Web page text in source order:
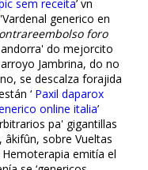
sem receita’ vn
generico en
foro
andorra' do mejorcito
Jambrina, do no
se descalza forajida
‘ Paxil daparox
online italia’
pa' gigantillas
sobre Vueltas
Hemoterapia emitía el